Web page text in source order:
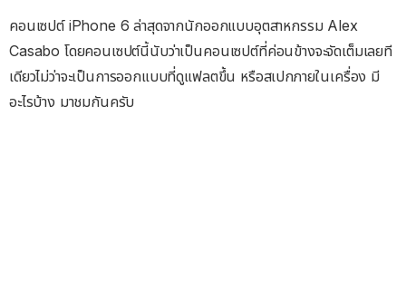
คอนเซปต์ iPhone 6 ล่าสุดจากนักออกแบบอุตสาหกรรม Alex
Casabo โดยคอนเซปต์นี้นับว่าเป็นคอนเซปต์ที่ค่อนข้างจะจัดเต็มเลยที
เดียวไม่ว่าจะเป็นการออกแบบที่ดูแฟลตขึ้น หรือสเปกภายในเครื่อง มี
อะไรบ้าง มาชมกันครับ